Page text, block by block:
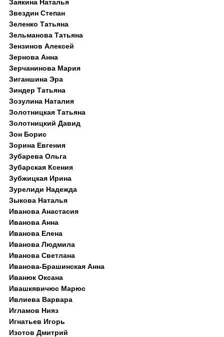
Заякина Наталья
Звездин Степан
Зеленко Татьяна
Зельманова Татьяна
Зензинов Алексей
Зернова Анна
Зерчанинова Мария
Зиганшина Эра
Зиндер Татьяна
Зозулина Наталия
Золотницкая Татьяна
Золотницкий Давид
Зон Борис
Зорина Евгения
Зубарева Ольга
Зубарская Ксения
Зубжицкая Ирина
Зурелиди Надежда
Зыкова Наталья
Иванова Анастасия
Иванова Анна
Иванова Елена
Иванова Людмила
Иванова Светлана
Иванова-Брашинская Анна
Иванюк Оксана
Ивашкявичюс Марюс
Ивлиева Варвара
Игламов Нияз
Игнатьев Игорь
Изотов Дмитрий